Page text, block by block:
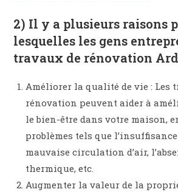
2) Il y a plusieurs raisons
lesquelles les gens
travaux de rénovation
Améliorer la qualité de vie : Les
rénovation peuvent aider à
le bien-être dans votre maison,
problèmes tels que l’insuffisance
mauvaise circulation d’air,
thermique, etc.
Augmenter la valeur de la